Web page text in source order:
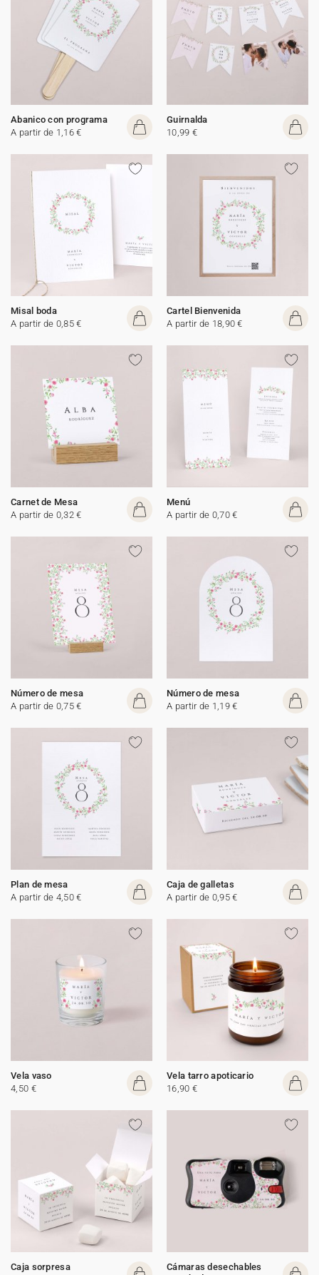
Abanico con programa
A partir de 1,16 €
Guirnalda
10,99 €
Misal boda
A partir de 0,85 €
Cartel Bienvenida
A partir de 18,90 €
Carnet de Mesa
A partir de 0,32 €
Menú
A partir de 0,70 €
Número de mesa
A partir de 0,75 €
Número de mesa
A partir de 1,19 €
Plan de mesa
A partir de 4,50 €
Caja de galletas
A partir de 0,95 €
Vela vaso
4,50 €
Vela tarro apoticario
16,90 €
Caja sorpresa
Cámaras desechables